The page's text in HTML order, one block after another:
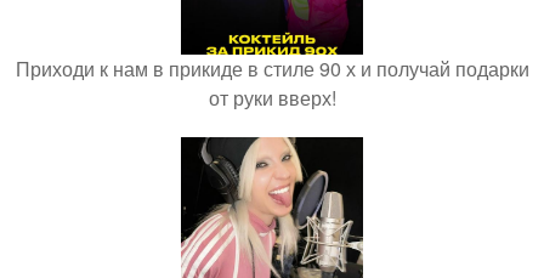
Приходи к нам в прикиде в стиле 90 х и получай подарки
от руки вверх!